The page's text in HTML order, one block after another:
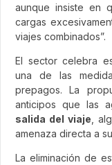
aunque insiste en
cargas
viajes combinados”.
El sector celebra
una de las
prepagos. La
anticipos que las
salida del viaje ,
amenaza directa a
La eliminación de